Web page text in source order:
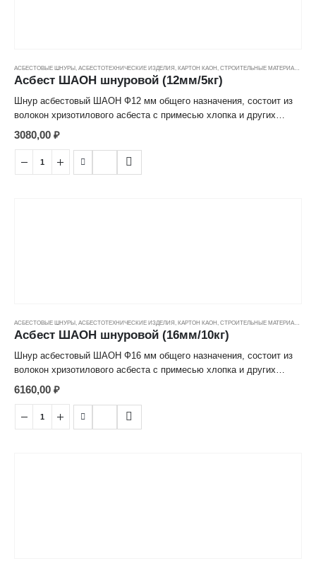
АСБЕСТОВЫЕ ШНУРЫ АСБЕСТОТЕХНИЧЕСКИЕ ИЗДЕЛИЯ КАРТОН КАОН СТРОИТЕЛЬНЫЕ МАТЕРИАЛЫ
Асбест ШАОН шнуровой (12мм/5кг)
Шнур асбестовый ШАОН Ф12 мм общего назначения, состоит из
волокон хризотилового асбеста с примесью хлопка и других
химических волокон, используется в уплотнении соединений в
различных тепловых агрегатах и теплопроводящих системах.
Рабочая температура до +400°C.
3080,00 ₽
АСБЕСТОВЫЕ ШНУРЫ АСБЕСТОТЕХНИЧЕСКИЕ ИЗДЕЛИЯ КАРТОН КАОН СТРОИТЕЛЬНЫЕ МАТЕРИАЛЫ
Асбест ШАОН шнуровой (16мм/10кг)
Шнур асбестовый ШАОН Ф16 мм общего назначения, состоит из
волокон хризотилового асбеста с примесью хлопка и других
химических волокон, используется в уплотнении соединений в
различных тепловых агрегатах и теплопроводящих системах.
Рабочая температура до +400°C.
6160,00 ₽